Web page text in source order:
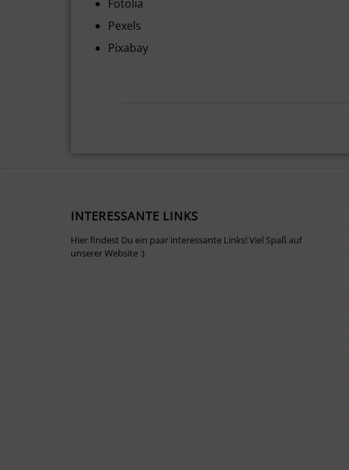
Fotolia
Pexels
Pixabay
INTERESSANTE LINKS
Hier findest Du ein paar interessante Links! Viel Spaß auf
unserer Website :)